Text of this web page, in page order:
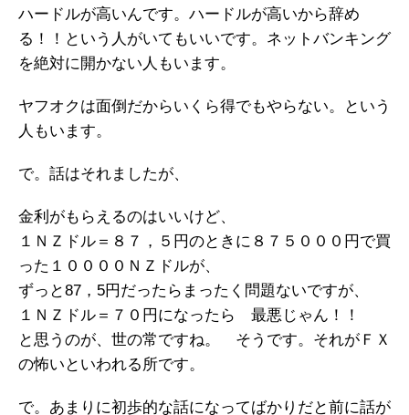
ハードルが高いんです。ハードルが高いから辞め
る！！という人がいてもいいです。ネットバンキング
を絶対に開かない人もいます。
ヤフオクは面倒だからいくら得でもやらない。という
人もいます。
で。話はそれましたが、
金利がもらえるのはいいけど、
１ＮＺドル＝８７，５円のときに８７５０００円で買
った１００００ＮＺドルが、
ずっと87，5円だったらまったく問題ないですが、
１ＮＺドル＝７０円になったら 最悪じゃん！！
と思うのが、世の常ですね。 そうです。それがＦＸ
の怖いといわれる所です。
で。あまりに初歩的な話になってばかりだと前に話が